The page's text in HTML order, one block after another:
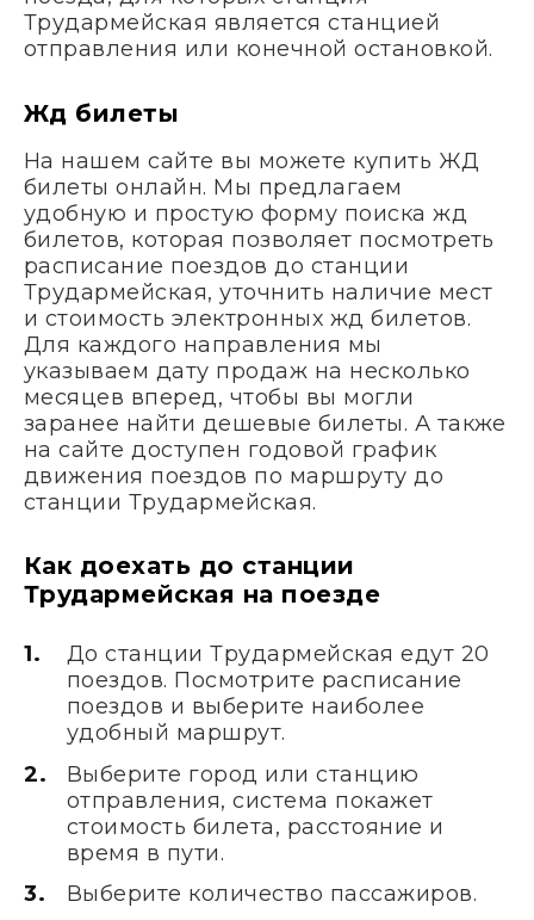
Трудармейская является станцией
отправления или конечной остановкой.
Жд билеты
На нашем сайте вы можете купить ЖД
билеты онлайн. Мы предлагаем
удобную и простую форму поиска жд
билетов, которая позволяет посмотреть
расписание поездов до станции
Трудармейская, уточнить наличие мест
и стоимость электронных жд билетов.
Для каждого направления мы
указываем дату продаж на несколько
месяцев вперед, чтобы вы могли
заранее найти дешевые билеты. А также
на сайте доступен годовой график
движения поездов по маршруту до
станции Трудармейская.
Как доехать до станции
Трудармейская на поезде
До станции Трудармейская едут 20
поездов. Посмотрите расписание
поездов и выберите наиболее
удобный маршрут.
Выберите город или станцию
отправления, система покажет
стоимость билета, расстояние и
время в пути.
Выберите количество пассажиров.